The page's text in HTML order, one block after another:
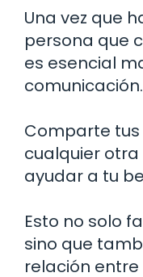
Una vez que
persona que
es esencial
comunicación.
Comparte
cualquier
ayudar a tu
Esto no solo
sino que
relación